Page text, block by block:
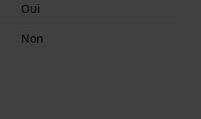
Oui
Non